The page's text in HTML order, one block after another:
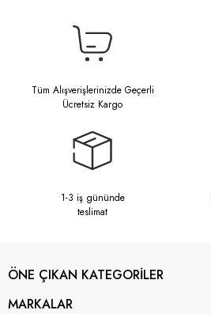
Tüm Alışverişlerinizde Geçerli
Ücretsiz Kargo
1-3 iş gününde
teslimat
ÖNE ÇIKAN KATEGORİLER
MARKALAR